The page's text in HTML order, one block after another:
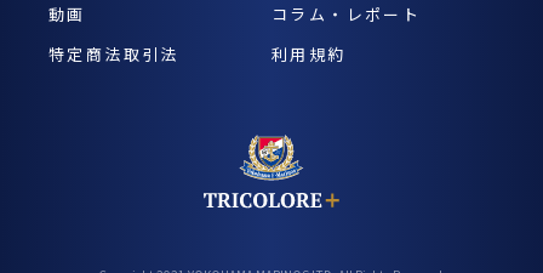
動画
コラム・レポート
特定商法取引法
利用規約